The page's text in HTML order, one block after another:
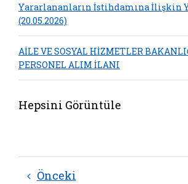
Yararlananların İstihdamına İlişkin
(20.05.2026)
AİLE VE SOSYAL HİZMETLER
PERSONEL ALIM İLANI
Hepsini Görüntüle
Önceki